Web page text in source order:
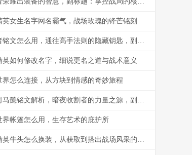
英女生名字网名霸气，战场玫瑰的锋芒铭刻
**王者铭文怎么用，通往高手法则的隐藏钥匙，副标题铭文配置全解析与策略思维**
英如何修改名字，细说更名之道与战术意义
界怎么连接，从方块到情感的奇妙旅程
王者司马懿铭文解析，暗夜收割者的力量之源，副标题，穿透与爆发的艺术铭文交响
界帐篷怎么用，生存艺术的庇护所
和平精英牛头怎么换装，从获取到搭出战场风采的副标题